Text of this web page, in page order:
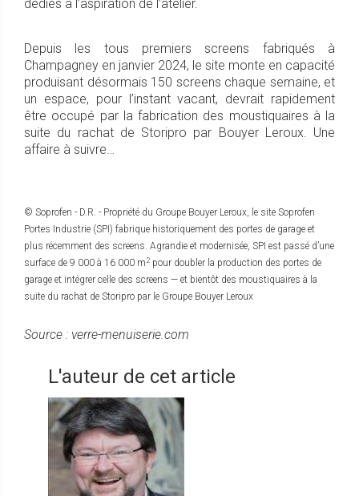
dédiés à l’aspiration de l’atelier.
Depuis les tous premiers screens fabriqués à
Champagney en janvier 2024, le site monte en capacité
produisant désormais 150 screens chaque semaine, et
un espace, pour l’instant vacant, devrait rapidement
être occupé par la fabrication des moustiquaires à la
suite du rachat de Storipro par Bouyer Leroux. Une
affaire à suivre…
© Soprofen - D.R. - Propriété du Groupe Bouyer Leroux, le site Soprofen
Portes Industrie (SPI) fabrique historiquement des portes de garage et
plus récemment des screens. Agrandie et modernisée, SPI est passé d’une
surface de 9 000 à 16 000 m2 pour doubler la production des portes de
garage et intégrer celle des screens — et bientôt des moustiquaires à la
suite du rachat de Storipro par le Groupe Bouyer Leroux
Source : verre-menuiserie.com
L'auteur de cet article